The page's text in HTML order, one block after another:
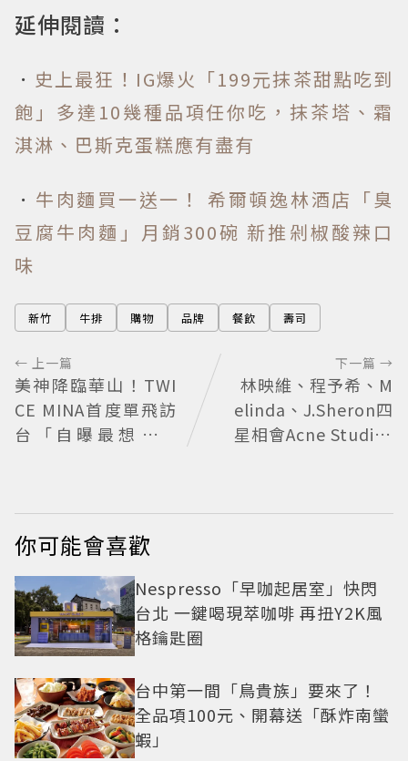
延伸閱讀：
． 史上最狂！IG爆火「199元抹茶甜點吃到
飽」多達10幾種品項任你吃，抹茶塔、霜
淇淋、巴斯克蛋糕應有盡有
． 牛肉麵買一送一！ 希爾頓逸林酒店「臭
豆腐牛肉麵」月銷300碗 新推剁椒酸辣口
味
新竹 牛排 購物 品牌 餐飲 壽司
← 上一篇
美神降臨華山！TWI
CE MINA首度單飛訪
台「自曝最想做這
下一篇 →
林映維、程予希、M
elinda、J.Sheron四
星相會Acne Studios
你可能會喜歡
Nespresso「早咖起居室」快閃
台北 一鍵喝現萃咖啡 再扭Y2K風
格鑰匙圈
台中第一間「鳥貴族」要來了！
全品項100元、開幕送「酥炸南蠻
蝦」